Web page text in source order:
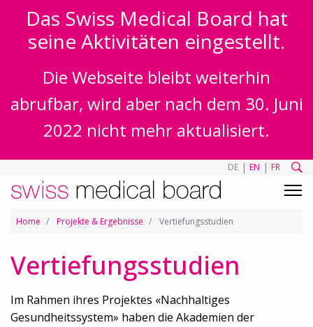
Das Swiss Medical Board hat
seine Aktivitäten eingestellt.
Die Webseite bleibt weiterhin
abrufbar, wird aber nach dem 30. Juni
2022 nicht mehr aktualisiert.
DE | EN | FR
Home Projekte & Ergebnisse Vertiefungsstudien
Vertiefungsstudien
Im Rahmen ihres Projektes «Nachhaltiges
Gesundheitssystem» haben die Akademien der